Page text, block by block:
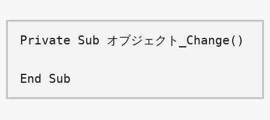
Private Sub オブジェクト_Change()